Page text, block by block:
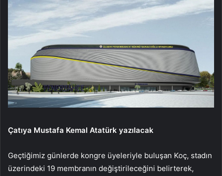
Çatıya Mustafa Kemal Atatürk yazılacak
Geçtiğimiz günlerde kongre üyeleriyle buluşan Koç, stadın
üzerindeki 19 membranın değiştirileceğini belirterek,